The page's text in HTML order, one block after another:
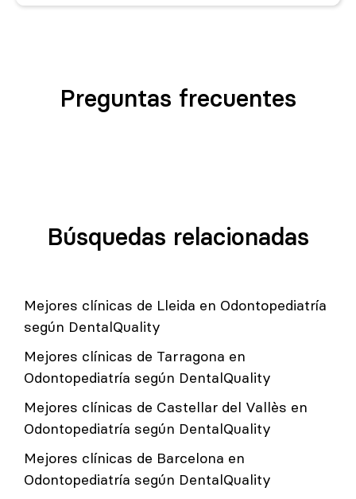
Preguntas frecuentes
Búsquedas relacionadas
Mejores clínicas de Lleida en Odontopediatría
según DentalQuality
Mejores clínicas de Tarragona en
Odontopediatría según DentalQuality
Mejores clínicas de Castellar del Vallès en
Odontopediatría según DentalQuality
Mejores clínicas de Barcelona en
Odontopediatría según DentalQuality